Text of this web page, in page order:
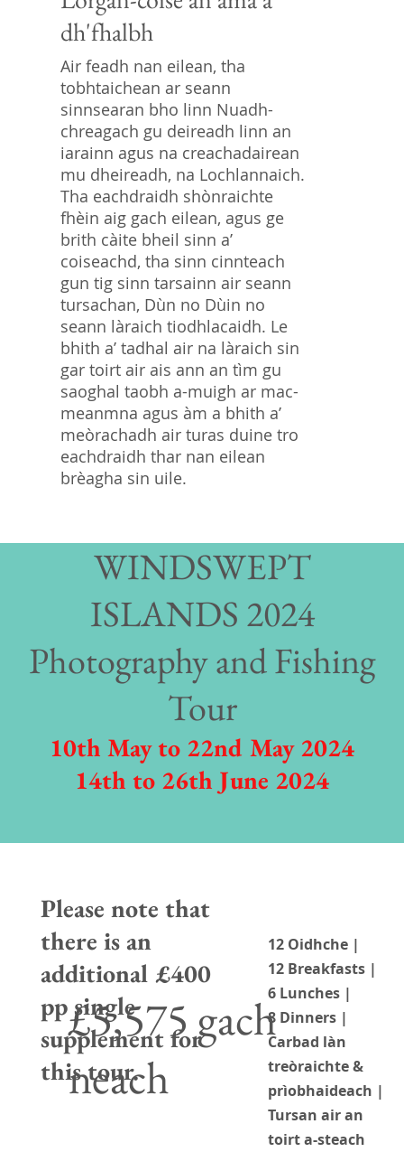
£5,575 gach
neach
Please note that
there is an
additional £400
pp single
supplement for
this tour.
12 Oidhche |
12 Breakfasts |
6 Lunches |
8 Dinners |
Carbad làn
treòraichte &
prìobhaideach |
Tursan air an
toirt a-steach
dh'fhalbh
Air feadh nan eilean, tha
tobhtaichean ar seann
sinnsearan bho linn Nuadh-
chreagach gu deireadh linn an
iarainn agus na creachadairean
mu dheireadh, na Lochlannaich.
Tha eachdraidh shònraichte
fhèin aig gach eilean, agus ge
brith càite bheil sinn a’
coiseachd, tha sinn cinnteach
gun tig sinn tarsainn air seann
tursachan, Dùn no Dùin no
seann làraich tiodhlacaidh. Le
bhith a’ tadhal air na làraich sin
gar toirt air ais ann an tìm gu
saoghal taobh a-muigh ar mac-
meanmna agus àm a bhith a’
meòrachadh air turas duine tro
eachdraidh thar nan eilean
brèagha sin uile.
WINDSWEPT
ISLANDS 2024
Photography and Fishing
Tour
10th May to 22nd May 2024
14th to 26th June 2024